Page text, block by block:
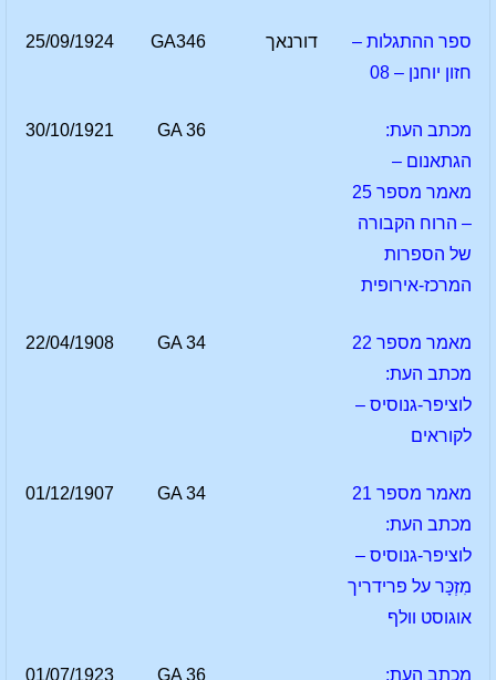
ספר ההתגלות –
חזון יוחנן – 08
דורנאך GA346
25/09/1924
מכתב העת:
הגתאנום –
מאמר מספר 25
– הרוח הקבורה
של הספרות
המרכז-אירופית
GA 36
30/10/1921
מאמר מספר 22
מכתב העת:
לוציפר-גנוסיס –
לקוראים
GA 34
22/04/1908
מאמר מספר 21
מכתב העת:
לוציפר-גנוסיס –
מִזְכָּר על פרידריך
אוגוסט וולף
GA 34
01/12/1907
מכתב העת: GA 36
01/07/1923